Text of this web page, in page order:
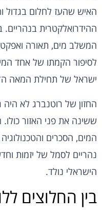
האיש שהעז לחלום בגדול
ההידרואלקטרית
המשלב מים, תאורה
לסיפור הקמתו של אחד
ישראל של תחילת המאה
החזון של רוטנברג לא
ששינה את פני האזור
המים, הסכרים
נהריים לסמל של יזמות
הישראלי נולד.
בין החלוצים